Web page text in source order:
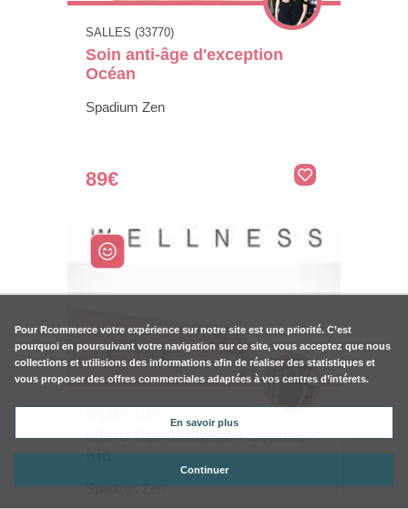
SALLES (33770)
Soin anti-âge d'exception
Océan
Spadium Zen
89€
Micro Dermabrasion Séance -
Kla
Spadium Zen
Pour Rcommerce votre expérience sur notre site est une priorité. C’est
pourquoi en poursuivant votre navigation sur ce site, vous acceptez que nous
collections et utilisions des informations afin de réaliser des statistiques et
vous proposer des offres commerciales adaptées à vos centres d’intérets.
En savoir plus
Continuer